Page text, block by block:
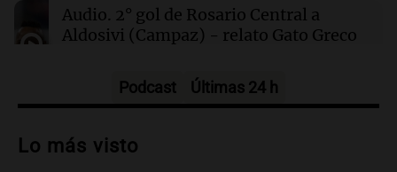
Audio. 2° gol de Rosario Central a
Aldosivi (Campaz) - relato Gato Greco
Audio.Nuevo desarrollo urbano y casa
en Villa María
Podcast Últimas 24 h
Lo más visto